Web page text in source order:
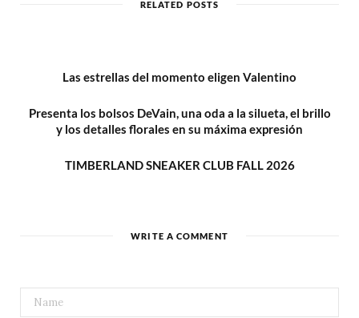
e
RELATED POSTS
Las estrellas del momento eligen Valentino
Presenta los bolsos DeVain, una oda a la silueta, el brillo
y los detalles florales en su máxima expresión
TIMBERLAND SNEAKER CLUB FALL 2026
WRITE A COMMENT